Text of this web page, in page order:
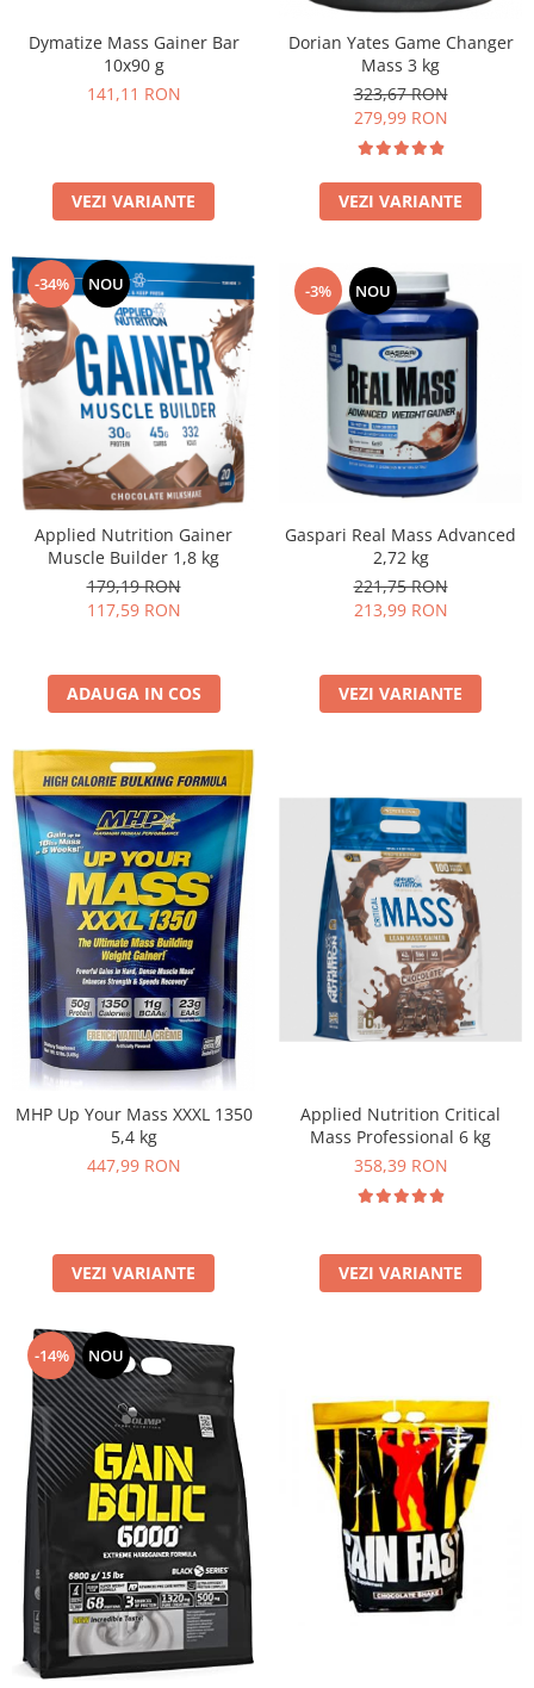
Dymatize Mass Gainer Bar
10x90 g
141,11 RON
VEZI VARIANTE
Dorian Yates Game Changer
Mass 3 kg
323,67 RON
279,99 RON
VEZI VARIANTE
-34% NOU
Applied Nutrition Gainer
Muscle Builder 1,8 kg
179,19 RON
117,59 RON
ADAUGA IN COS
-3% NOU
Gaspari Real Mass Advanced
2,72 kg
221,75 RON
213,99 RON
VEZI VARIANTE
MHP Up Your Mass XXXL 1350
5,4 kg
447,99 RON
VEZI VARIANTE
Applied Nutrition Critical
Mass Professional 6 kg
358,39 RON
VEZI VARIANTE
-14% NOU